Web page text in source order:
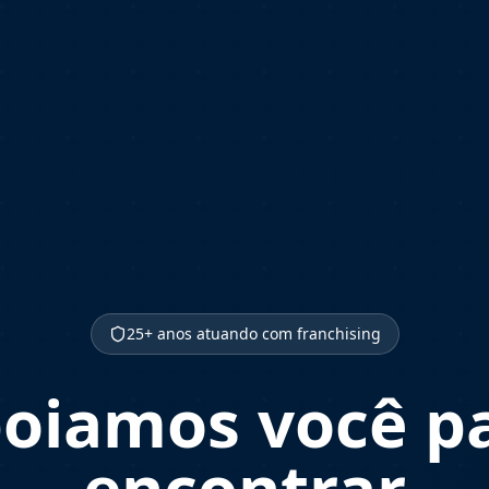
25+ anos atuando com franchising
você